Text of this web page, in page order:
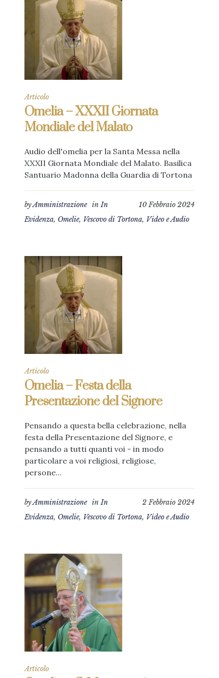
Articolo
Omelia – XXXII Giornata
Mondiale del Malato
Audio dell'omelia per la Santa Messa nella
XXXII Giornata Mondiale del Malato. Basilica
Santuario Madonna della Guardia di Tortona
10 Febbraio 2024
byAmministrazione inIn
Evidenza, Omelie, Vescovo di Tortona, Video e Audio
Articolo
Omelia – Festa della
Presentazione del Signore
Pensando a questa bella celebrazione, nella
festa della Presentazione del Signore, e
pensando a tutti quanti voi - in modo
particolare a voi religiosi, religiose,
persone...
2 Febbraio 2024
byAmministrazione inIn
Evidenza, Omelie, Vescovo di Tortona, Video e Audio
Articolo